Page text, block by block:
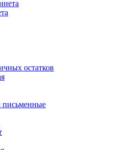
остатков
письменные